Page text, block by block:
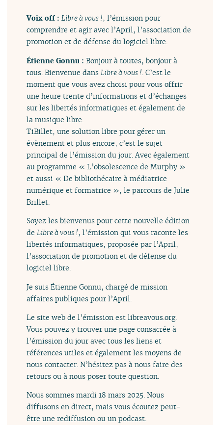
Voix off :Libre à vous !, l’émission pour
comprendre et agir avec l’April, l’association de
promotion et de défense du logiciel libre.
Étienne Gonnu :Bonjour à toutes, bonjour à
tous. Bienvenue dansLibre à vous !. C’est le
moment que vous avez choisi pour vous offrir
une heure trente d’informations et d’échanges
sur les libertés informatiques et également de
la musique libre.
TiBillet, une solution libre pour gérer un
évènement et plus encore, c’est le sujet
principal de l’émission du jour. Avec également
au programme « L’obsolescence de Murphy »
et aussi « De bibliothécaire à médiatrice
numérique et formatrice », le parcours de Julie
Brillet.
Soyez les bienvenus pour cette nouvelle édition
deLibre à vous !, l’émission qui vous raconte les
libertés informatiques, proposée par l’April,
l’association de promotion et de défense du
logiciel libre.
Je suis Étienne Gonnu, chargé de mission
affaires publiques pour l’April.
Le site web de l’émission est libreavous.org.
Vous pouvez y trouver une page consacrée à
l’émission du jour avec tous les liens et
références utiles et également les moyens de
nous contacter. N’hésitez pas à nous faire des
retours ou à nous poser toute question.
Nous sommes mardi 18 mars 2025. Nous
diffusons en direct, mais vous écoutez peut-
être une rediffusion ou un podcast.